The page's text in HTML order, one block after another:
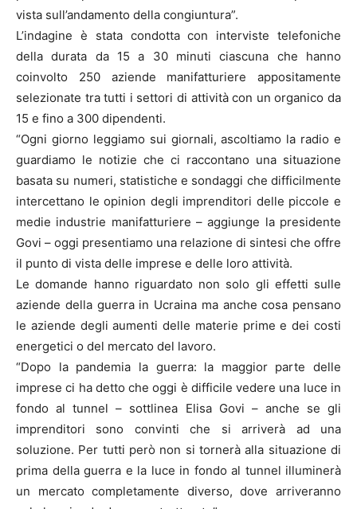
vista sull’andamento della congiuntura”.
L’indagine è stata condotta con interviste telefoniche
della durata da 15 a 30 minuti ciascuna che hanno
coinvolto 250 aziende manifatturiere appositamente
selezionate tra tutti i settori di attività con un organico da
15 e fino a 300 dipendenti.
“Ogni giorno leggiamo sui giornali, ascoltiamo la radio e
guardiamo le notizie che ci raccontano una situazione
basata su numeri, statistiche e sondaggi che difficilmente
intercettano le opinion degli imprenditori delle piccole e
medie industrie manifatturiere – aggiunge la presidente
Govi – oggi presentiamo una relazione di sintesi che offre
il punto di vista delle imprese e delle loro attività.
Le domande hanno riguardato non solo gli effetti sulle
aziende della guerra in Ucraina ma anche cosa pensano
le aziende degli aumenti delle materie prime e dei costi
energetici o del mercato del lavoro.
“Dopo la pandemia la guerra: la maggior parte delle
imprese ci ha detto che oggi è difficile vedere una luce in
fondo al tunnel – sottlinea Elisa Govi – anche se gli
imprenditori sono convinti che si arriverà ad una
soluzione. Per tutti però non si tornerà alla situazione di
prima della guerra e la luce in fondo al tunnel illuminerà
un mercato completamente diverso, dove arriveranno